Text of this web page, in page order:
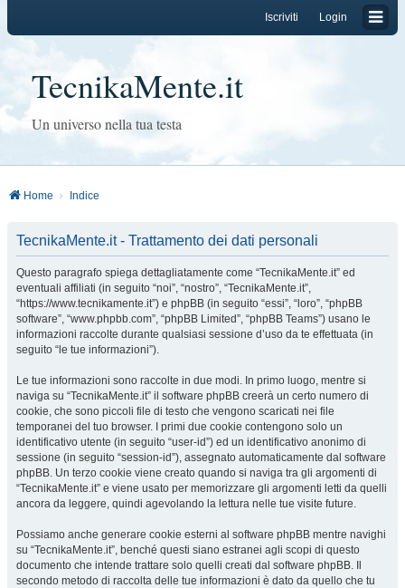
Login
Iscriviti
TecnikaMente.it
Un universo nella tua testa
Home Indice
TecnikaMente.it - Trattamento dei dati personali
Questo paragrafo spiega dettagliatamente come “TecnikaMente.it” ed
eventuali affiliati (in seguito “noi”, “nostro”, “TecnikaMente.it”,
“https://www.tecnikamente.it”) e phpBB (in seguito “essi”, “loro”, “phpBB
software”, “www.phpbb.com”, “phpBB Limited”, “phpBB Teams”) usano le
informazioni raccolte durante qualsiasi sessione d’uso da te effettuata (in
seguito “le tue informazioni”).
Le tue informazioni sono raccolte in due modi. In primo luogo, mentre si
naviga su “TecnikaMente.it” il software phpBB creerà un certo numero di
cookie, che sono piccoli file di testo che vengono scaricati nei file
temporanei del tuo browser. I primi due cookie contengono solo un
identificativo utente (in seguito “user-id”) ed un identificativo anonimo di
sessione (in seguito “session-id”), assegnato automaticamente dal software
phpBB. Un terzo cookie viene creato quando si naviga tra gli argomenti di
“TecnikaMente.it” e viene usato per memorizzare gli argomenti letti da quelli
ancora da leggere, quindi agevolando la lettura nelle tue visite future.
Possiamo anche generare cookie esterni al software phpBB mentre navighi
su “TecnikaMente.it”, benché questi siano estranei agli scopi di questo
documento che intende trattare solo quelli creati dal software phpBB. Il
secondo metodo di raccolta delle tue informazioni è dato da quello che tu